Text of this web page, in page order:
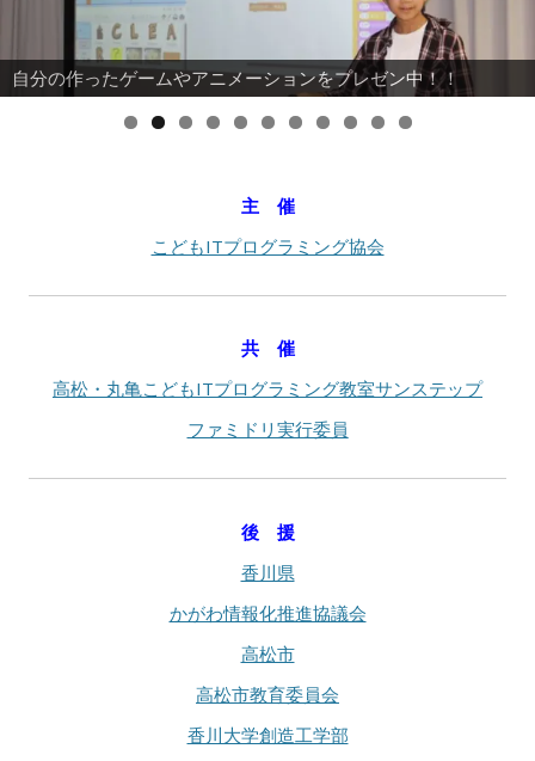
自分の作ったゲームやアニメーションをプレゼン中！！
主 催
こどもITプログラミング協会
共 催
高松・丸亀こどもITプログラミング教室サンステップ
ファミドリ実行委員
後 援
香川県
かがわ情報化推進協議会
高松市
高松市教育委員会
香川大学創造工学部